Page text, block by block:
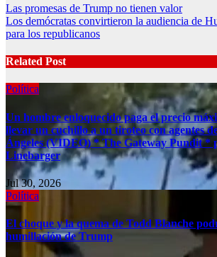
Post
navigation
Las promesas de Trump no tienen valor
Los demócratas convirtieron la audiencia de
para los republicanos
Related Post
Política
Un hombre enloquecido paga el precio
llevar un cuchillo a un tiroteo con agentes
Ángeles (VIDEO) * The Gateway Pundit *
Linebarger
Jul 30, 2026
Política
El choque y la quema de Todd Blanche
humillación de Trump